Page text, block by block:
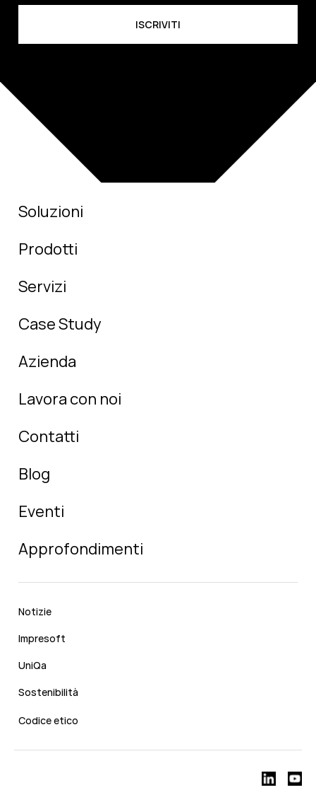
Soluzioni
Prodotti
Servizi
Case Study
Azienda
Lavora con noi
Contatti
Blog
Eventi
Approfondimenti
Notizie
Impresoft
UniQa
Sostenibilità
Codice etico